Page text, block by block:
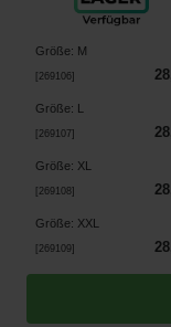
Größe: M
269106] 28
Größe:
269107] 28
Größe: XL
269108 ] 28
Größe: XXL
269109] 28